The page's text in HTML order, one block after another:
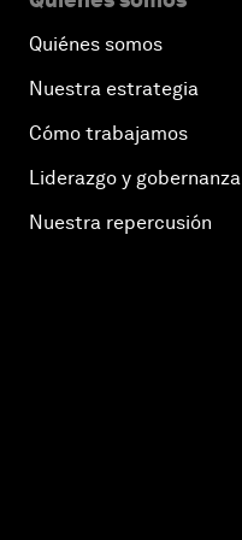
Quiénes somos
Nuestra estrategia
Cómo trabajamos
Liderazgo y gobernanza
Nuestra repercusión